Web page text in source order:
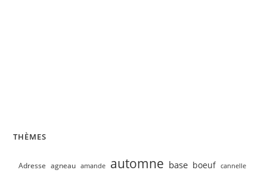
THÈMES
Adresse agneau amande automne base boeuf cannelle